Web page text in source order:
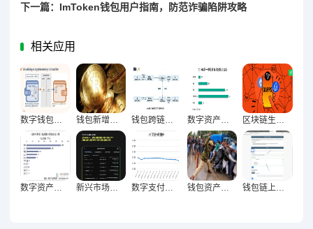
下一篇：ImToken钱包用户指南，防范诈骗陷阱攻略
相关应用
数字钱包高峰时段交易行为密码破译与用户习惯全维度曝光 钱包新增地址质量与高价值用户增长的深度关联及实践路径 钱包跨链交易量首破关键节点，区块链生态融合里程碑达成 数字资产新纪元，钱包地址集中度下降与去中心化深层演进 区块链生态里程碑，钱包连接DApp数量激增背后的技术突破与行业变革
数字资产生态革命，钱包与NFT交互数据增长的新坐标 新兴市场崛起与钱包用户激增60%驱动下的全球金融新格局 数字支付生态重构驱动钱包交易量倍增与市场跃升密码 钱包资产规模创新高，信心回暖的逻辑与未来展望 钱包链上交互次数创历史新高，DeFi生态驱动效应凸显